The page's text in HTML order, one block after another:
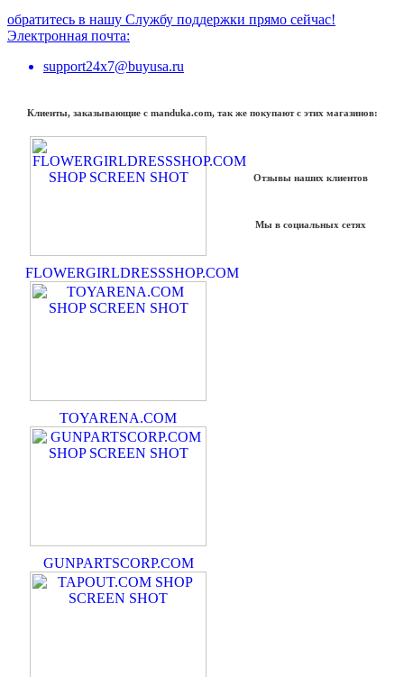
обратитесь в нашу Службу поддержки прямо сейчас!
Электронная почта:
support24x7@buyusa.ru
Клиенты, заказывающие с manduka.com, так же покупают с этих магазинов:
FLOWERGIRLDRESSSHOP.COM
TOYARENA.COM
GUNPARTSCORP.COM
Отзывы наших клиентов
Мы в социальных сетях